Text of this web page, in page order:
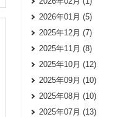
2026年01月 (5)
2025年12月 (7)
2025年11月 (8)
2025年10月 (12)
2025年09月 (10)
2025年08月 (10)
2025年07月 (13)